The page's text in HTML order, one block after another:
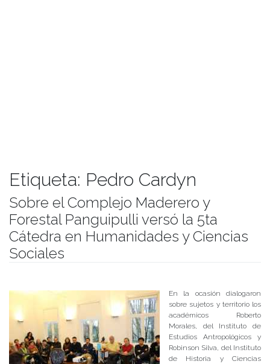
Etiqueta: Pedro Cardyn
Sobre el Complejo Maderero y
Forestal Panguipulli versó la 5ta
Cátedra en Humanidades y Ciencias
Sociales
En la ocasión dialogaron
sobre sujetos y territorio los
académicos Roberto
Morales, del Instituto de
Estudios Antropológicos y
Robinson Silva, del Instituto
de Historia y Ciencias